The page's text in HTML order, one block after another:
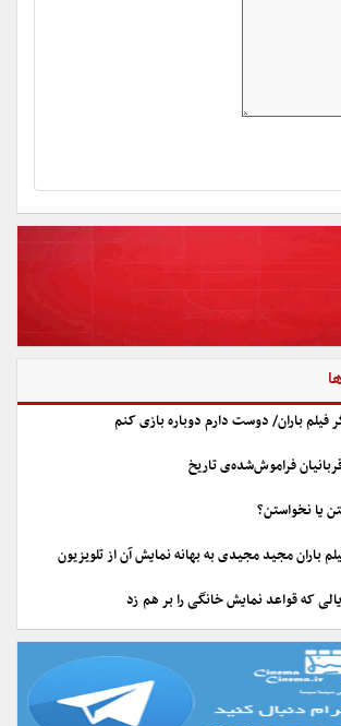
فیلم باران/ دوست دارم دوباره بازی کنم
فراموش‌شده‌ی تاریخ
یا نخواستن؟
باران مجید مجیدی به بهانه نمایش آن از تلویزیون
که قواعد نمایش خانگی را بر هم زد